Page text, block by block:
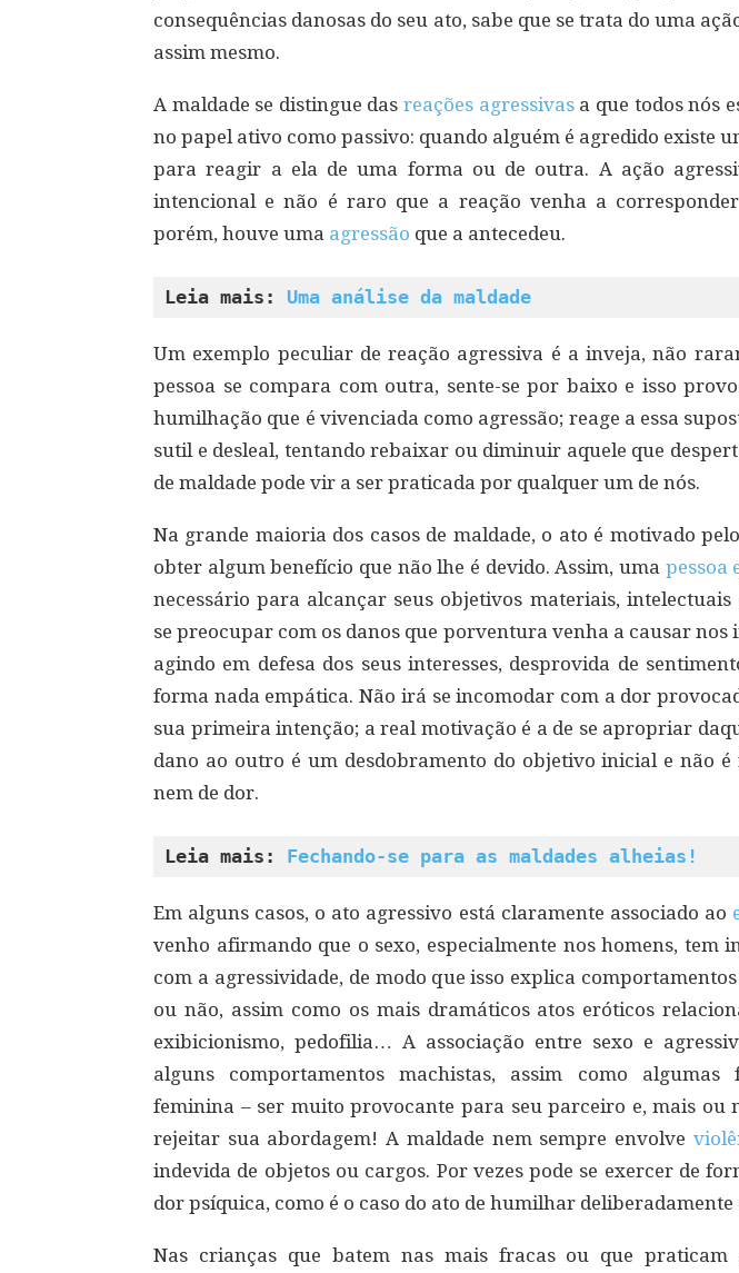
consequências danosas do seu ato, sabe que se trata do uma
assim mesmo.
A maldade se distingue das reações agressivasa que todos nós
no papel ativo como passivo: quando alguém é agredido existe
para reagir a ela de uma forma ou de outra. A ação
intencional e não é raro que a reação venha a
porém, houve uma agressão que a antecedeu.
Leia mais: Uma análise da maldade
Um exemplo peculiar de reação agressiva é a inveja, não
pessoa se compara com outra, sente-se por baixo e isso
humilhação que é vivenciada como agressão; reage a essa
sutil e desleal, tentando rebaixar ou diminuir aquele que
de maldade pode vir a ser praticada por qualquer um de nós.
Na grande maioria dos casos de maldade, o ato é motivado pelo
obter algum benefício que não lhe é devido. Assim, uma pessoa
necessário para alcançar seus objetivos materiais, intelectuais
se preocupar com os danos que porventura venha a causar nos
agindo em defesa dos seus interesses, desprovida de
forma nada empática. Não irá se incomodar com a dor
sua primeira intenção; a real motivação é a de se apropriar
dano ao outro é um desdobramento do objetivo inicial e não é
nem de dor.
Leia mais: Fechando-se para as maldades alheias!
Em alguns casos, o ato agressivo está claramente associado ao
venho afirmando que o sexo, especialmente nos homens, tem
com a agressividade, de modo que isso explica
ou não, assim como os mais dramáticos atos eróticos
exibicionismo, pedofilia… A associação entre sexo e
alguns comportamentos machistas, assim como algumas
feminina – ser muito provocante para seu parceiro e, mais ou
rejeitar sua abordagem! A maldade nem sempre envolve
indevida de objetos ou cargos. Por vezes pode se exercer de
dor psíquica, como é o caso do ato de humilhar deliberadamente
Nas crianças que batem nas mais fracas ou que